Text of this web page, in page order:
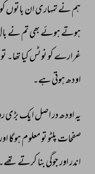
ہم نے تمہاری ان باتوں
ہوتے ہوئے بھی تم نے
غرارے کو نوٹس کیا تھا۔ تو
اودھ ہوتی ہے۔
یہ اودھ در اصل ایک بڑی
صفحات پلٹو تو معلوم ہوگا
اندر اور جوگی بنا کرتے تھے۔